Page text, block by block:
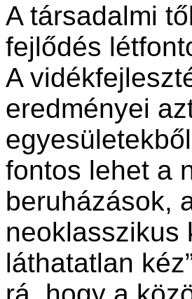
A társadalmi
fejlődés
A
eredményei
fontos lehet a
beruházások,
neoklasszikus
láthatatlan